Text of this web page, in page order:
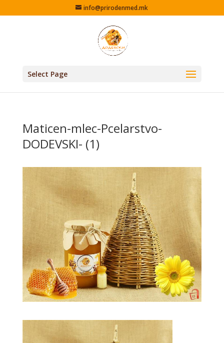
info@prirodenmed.mk
Select Page
Maticen-mlec-Pcelarstvo-
DODEVSKI- (1)